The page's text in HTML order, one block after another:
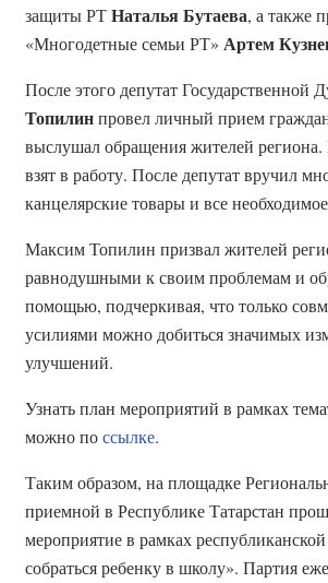
защиты РТНаталья Бутаева, а также
«Многодетные семьи РТ» Артем
После этого депутат Государственной
Топилинпровел личный прием
выслушал обращения жителей
взят в работу. После депутат вручил
канцелярские товары и все
Максим Топилин призвал жителей
равнодушными к своим проблемам и
помощью, подчеркивая, что только
усилиями можно добиться значимых
улучшений.
Узнать план мероприятий в рамках
можно поссылке.
Таким образом, на площадке
приемной в Республике Татарстан
мероприятие в рамках
собраться ребенку в школу». Партия